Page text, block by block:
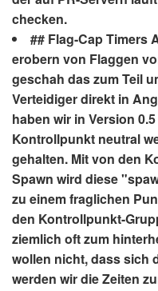
checken.
## Flag-Cap Timers
erobern von Flaggen
geschah das zum Teil
Verteidiger direkt in
haben wir in Version
Kontrollpunkt neutral
gehalten. Mit von den
Spawn wird diese
zu einem fraglichen
den Kontrollpunkt-
ziemlich oft zum
wollen nicht, dass sich
werden wir die Zeiten